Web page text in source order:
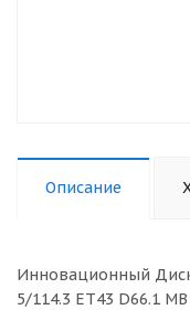
Описание
Инновационный
5/114.3 ET43 D66.1